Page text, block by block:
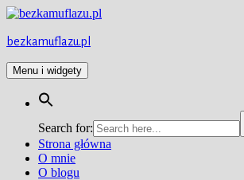
Przejdź
treści
bezkamuflazu.pl
Menu i widgety
Search for:
Strona główna
O mnie
O blogu